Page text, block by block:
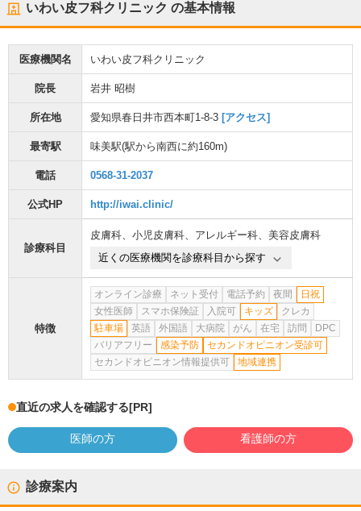
いわい皮フ科クリニック の基本情報
医療機関名 いわい皮フ科クリニック
院長 岩井 昭樹
所在地 愛知県春日井市西本町1-8-3 [アクセス]
最寄駅 味美駅(駅から南西に約160m)
電話 0568-31-2037
公式HP http://iwai.clinic/
診療科目
皮膚科、 小児皮膚科、 アレルギー科、 美容皮膚科
近くの医療機関を診療科目から探す
特徴
オンライン診療 ネット受付 電話予約 夜間
日祝
女性医師
スマホ保険証 入院可 キッズ
クレカ
駐車場
英語 外国語 大病院 がん 在宅 訪問
DPC
バリアフリー
感染予防
セカンドオピニオン受診可
セカンドオピニオン情報提供可
地域連携
直近の求人を確認する[PR]
医師の方 看護師の方
診療案内